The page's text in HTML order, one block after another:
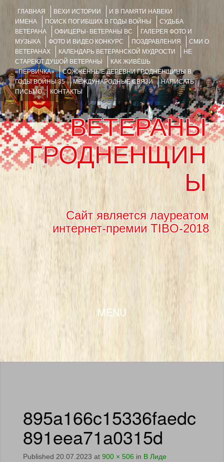
ГЛАВНАЯ ВЕХИ ИСТОРИИ
И В ПАМЯТИ НАВЕКИ
ИМЕНА
ПОИСК ПОГИБШИХ В ГОДЫ ВОЙНЫ
СУДЬБА
ВЕТЕРАНА
ОФИЦЕРЫ- ВЕТЕРАНЫ ВС
ГАЛЕРЕЯ ФОТО И
МУЗЫКА
ФОТО И ВИДЕО КОНКУРС ПОЗДРАВЛЕНИЯ
СМИ О
ВЕТЕРАНАХ
КАЛЕНДАРЬ ВЕТЕРАНСКОЙ МУДРОСТИ
НЕ
СТАРЕЮТ ДУШОЙ ВЕТЕРАНЫ
КАК ЖИВЁШЬ
«ПЕРВИЧКА»
СОЖЖЁННЫЕ ДЕРЕВНИ ГРОДНЕНЩИНЫ В
ГОДЫ ВОЙНЫ 35
МЕЖДУНАРОДНЫЕ СВЯЗИ
НАПИСАТЬ
ПИСЬМО
КОНТАКТЫ
ВЕТЕРАНЫ
ГРОДНЕНЩИН
Ы
Сайт является лауреатом
интернет-премии TIBO-2018
MENU
SKIP TO CONTENT
895a166c15336faedc
891eea71a0315d
Published 20.07.2023 at 900 × 506 in В Лиде